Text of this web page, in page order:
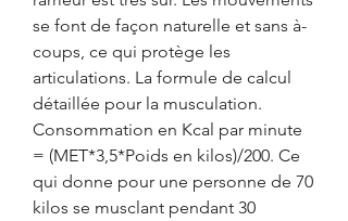
se font de façon naturelle et sans à-
coups, ce qui protège les
articulations. La formule de calcul
détaillée pour la musculation.
Consommation en Kcal par minute
= (MET*3,5*Poids en kilos)/200. Ce
qui donne pour une personne de 70
kilos se musclant pendant 30